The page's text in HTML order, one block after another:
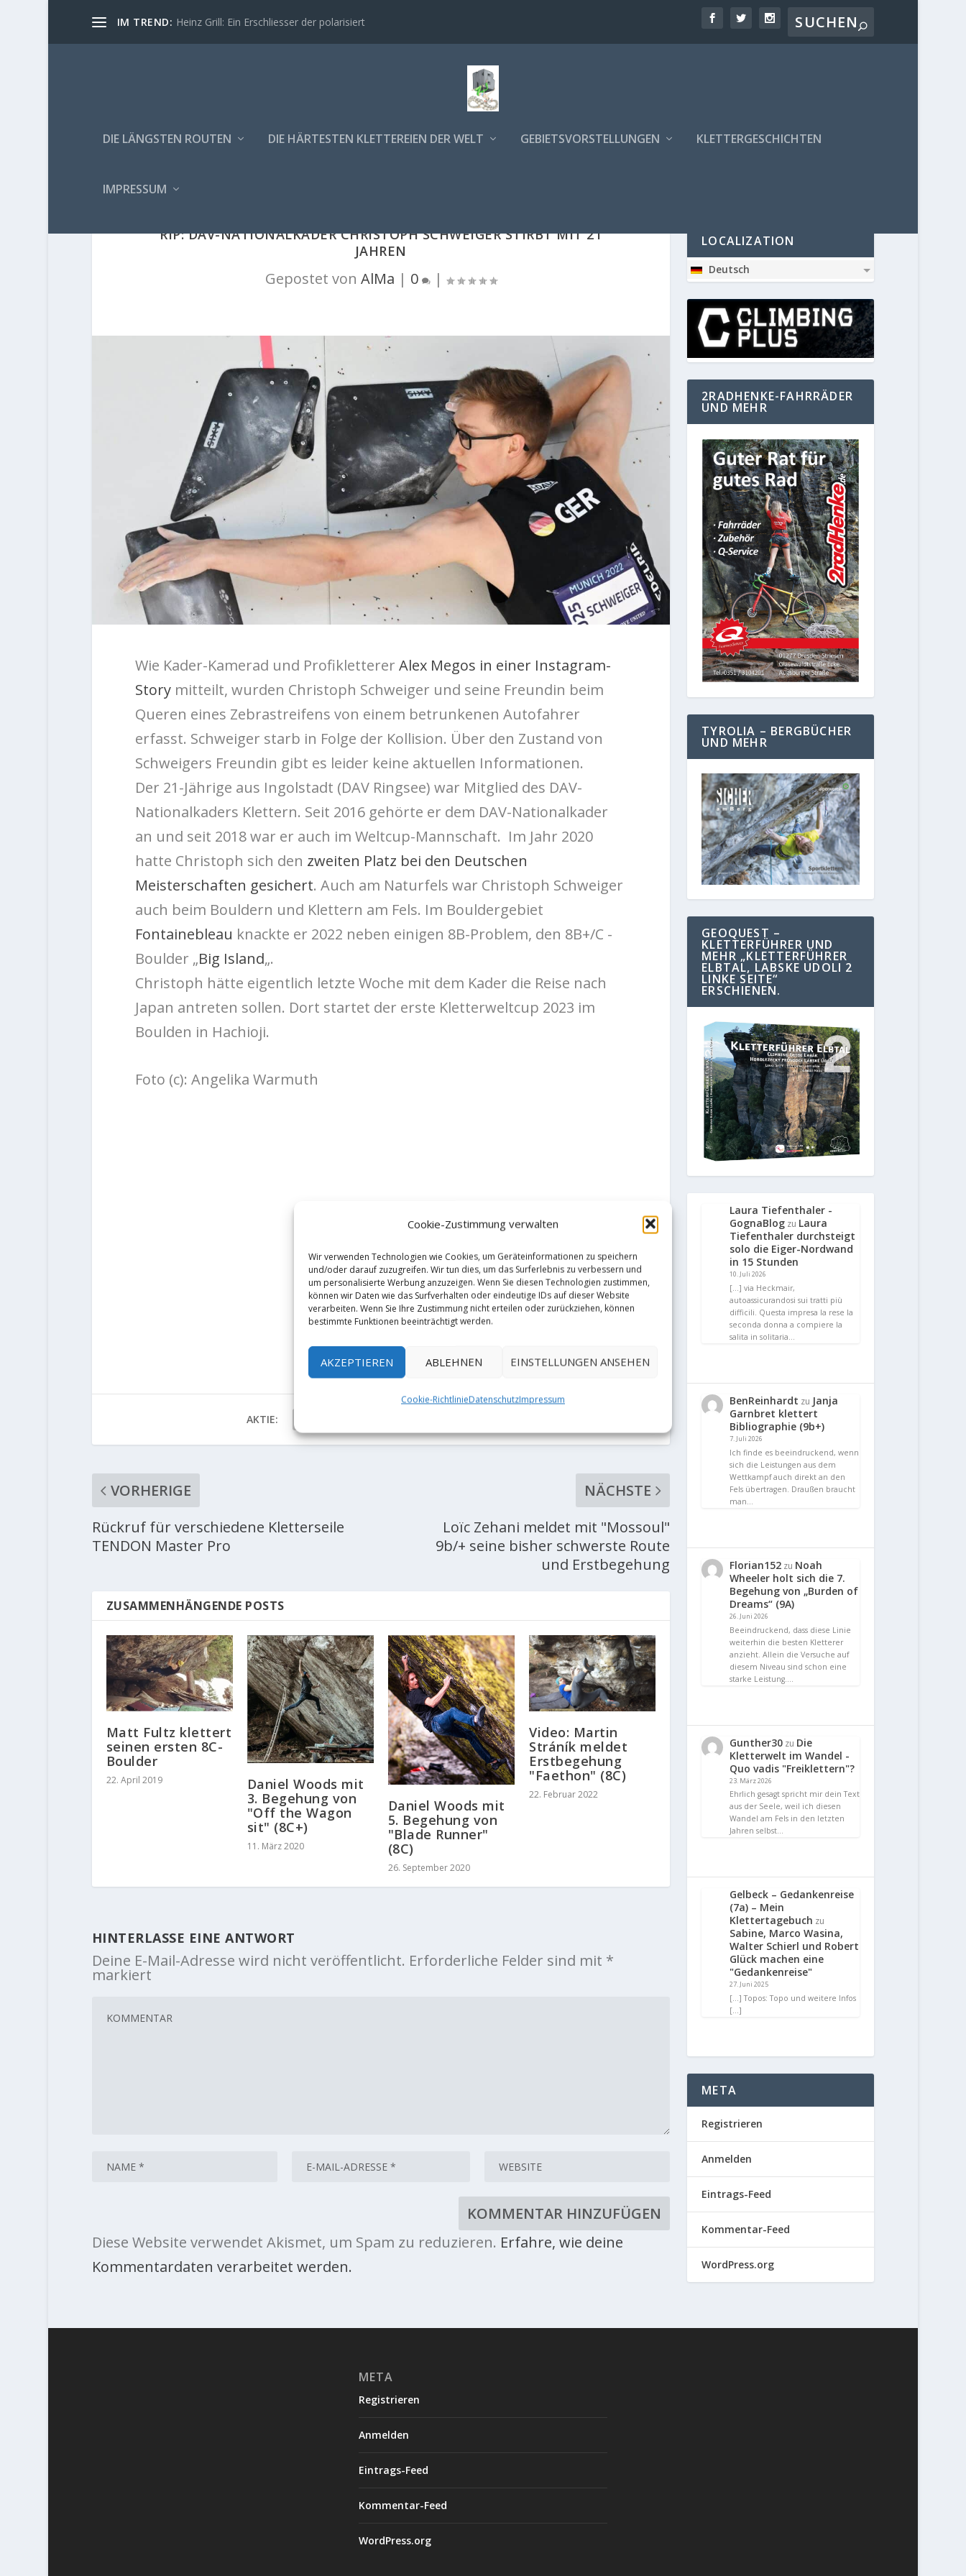
Cookie-Zustimmung verwalten
Wir verwenden Technologien wie Cookies, um Geräteinformationen zu speichern
und/oder darauf zuzugreifen. Wir tun dies, um das Surferlebnis zu verbessern und
um personalisierte Werbung anzuzeigen. Wenn Sie diesen Technologien zustimmen,
können wir Daten wie das Surfverhalten oder eindeutige IDs auf dieser Website
verarbeiten. Wenn Sie Ihre Zustimmung nicht erteilen oder zurückziehen, können
bestimmte Funktionen beeinträchtigt werden.
AKZEPTIEREN ABLEHNEN EINSTELLUNGEN ANSEHEN
Cookie-RichtlinieDatenschutzImpressum
IM TREND: Heinz Grill: Ein Erschliesser der polarisiert
DIE LÄNGSTEN ROUTEN DIE HÄRTESTEN KLETTEREIEN DER WELT GEBIETSVORSTELLUNGEN KLETTERGESCHICHTEN
IMPRESSUM
RIP: DAV-NATIONALKADER CHRISTOPH SCHWEIGER STIRBT MIT 21
JAHREN
Gepostet von AlMa | 0 |
Wie Kader-Kamerad und Profikletterer Alex Megos in einer Instagram-
Storymitteilt, wurden Christoph Schweiger und seine Freundin beim
Queren eines Zebrastreifens von einem betrunkenen Autofahrer
erfasst. Schweiger starb in Folge der Kollision. Über den Zustand von
Schweigers Freundin gibt es leider keine aktuellen Informationen.
Der 21-Jährige aus Ingolstadt (DAV Ringsee) war Mitglied des DAV-
Nationalkaders Klettern. Seit 2016 gehörte er dem DAV-Nationalkader
an und seit 2018 war er auch im Weltcup-Mannschaft. Im Jahr 2020
hatte Christoph sich den zweiten Platz bei den Deutschen
Meisterschaften gesichert. Auch am Naturfels war Christoph Schweiger
auch beim Bouldern und Klettern am Fels. Im Bouldergebiet
Fontainebleau knackte er 2022 neben einigen 8B-Problem, den 8B+/C -
Boulder „Big Island„.
Christoph hätte eigentlich letzte Woche mit dem Kader die Reise nach
Japan antreten sollen. Dort startet der erste Kletterweltcup 2023 im
Boulden in Hachioji.
Foto (c): Angelika Warmuth
AKTIE:
VORHERIGE
Rückruf für verschiedene Kletterseile
TENDON Master Pro
NÄCHSTE
Loïc Zehani meldet mit "Mossoul"
9b/+ seine bisher schwerste Route
und Erstbegehung
ZUSAMMENHÄNGENDE POSTS
Matt Fultz klettert
seinen ersten 8C-
Boulder
22. April 2019
Daniel Woods mit
3. Begehung von
"Off the Wagon
sit" (8C+)
11. März 2020
Daniel Woods mit
5. Begehung von
"Blade Runner"
(8C)
26. September 2020
Video: Martin
Stráník meldet
Erstbegehung
"Faethon" (8C)
22. Februar 2022
HINTERLASSE EINE ANTWORT
Deine E-Mail-Adresse wird nicht veröffentlicht. Erforderliche Felder sind mit *
markiert
Diese Website verwendet Akismet, um Spam zu reduzieren. Erfahre, wie deine
Kommentardaten verarbeitet werden.
LOCALIZATION
Deutsch
2RADHENKE-FAHRRÄDER
UND MEHR
TYROLIA – BERGBÜCHER
UND MEHR
GEOQUEST –
KLETTERFÜHRER UND
MEHR „KLETTERFÜHRER
ELBTAL, LABSKE UDOLI 2
LINKE SEITE“
ERSCHIENEN.
Laura Tiefenthaler -
GognaBlog zu Laura
Tiefenthaler durchsteigt
solo die Eiger-Nordwand
in 15 Stunden
10. Juli 2026
[…] via Heckmair,
autoassicurandosi sui tratti più
difficili. Questa impresa la rese la
seconda donna a compiere la
salita in solitaria…
BenReinhardt zu Janja
Garnbret klettert
Bibliographie (9b+)
7. Juli 2026
Ich finde es beeindruckend, wenn
sich die Leistungen aus dem
Wettkampf auch direkt an den
Fels übertragen. Draußen braucht
man…
Florian152 zu Noah
Wheeler holt sich die 7.
Begehung von „Burden of
Dreams“ (9A)
26. Juni 2026
Beeindruckend, dass diese Linie
weiterhin die besten Kletterer
anzieht. Allein die Versuche auf
diesem Niveau sind schon eine
starke Leistung.…
Gunther30 zu Die
Kletterwelt im Wandel -
Quo vadis "Freiklettern"?
23. März 2026
Ehrlich gesagt spricht mir dein Text
aus der Seele, weil ich diesen
Wandel am Fels in den letzten
Jahren selbst…
Gelbeck – Gedankenreise
(7a) – Mein
Klettertagebuch zu
Sabine, Marco Wasina,
Walter Schierl und Robert
Glück machen eine
"Gedankenreise"
27. Juni 2025
[…] Topos: Topo und weitere Infos
[…]
META
Registrieren
Anmelden
Eintrags-Feed
Kommentar-Feed
WordPress.org
META
Registrieren
Anmelden
Eintrags-Feed
Kommentar-Feed
WordPress.org